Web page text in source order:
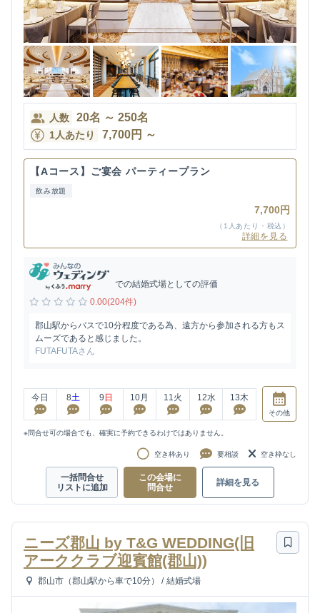
人数 20名 ～ 250名
1人あたり 7,700円 ～
【Aコース】ご宴会 パーティープラン
飲み放題
7,700円
（1人あたり・税込）
詳細を見る
での結婚式場としての評価
0.00(204件)
郡山駅からバスで10分程度である為、遠方から参加される方もス
ムーズであると感じました。
FUTAFUTAさん
今日 8土 9 日 10月 11火 12水 13木
その他
※問合せ可の場合でも、確実に予約できるわけではありません。
空き枠あり 要相談 空き枠なし
一括問合せ
リストに追加
この会場に
問合せ
詳細を見る
ニーズ郡山 by T&G WEDDING(旧
アーククラブ迎賓館(郡山))
郡山市（郡山駅から車で10分） / 結婚式場